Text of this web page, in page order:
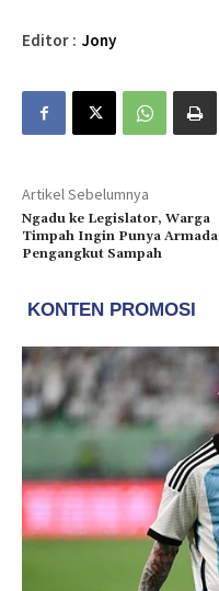
Editor : Jony
Artikel Sebelumnya
Ngadu ke Legislator, Warga
Timpah Ingin Punya Armada
Pengangkut Sampah